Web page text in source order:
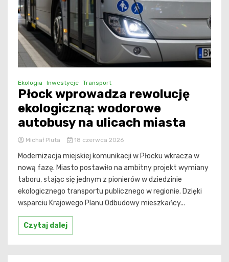
Ekologia Inwestycje Transport
Płock wprowadza rewolucję
ekologiczną: wodorowe
autobusy na ulicach miasta
Michał Pluta 18 czerwca 2026
Modernizacja miejskiej komunikacji w Płocku wkracza w
nową fazę. Miasto postawiło na ambitny projekt wymiany
taboru, stając się jednym z pionierów w dziedzinie
ekologicznego transportu publicznego w regionie. Dzięki
wsparciu Krajowego Planu Odbudowy mieszkańcy...
Czytaj dalej